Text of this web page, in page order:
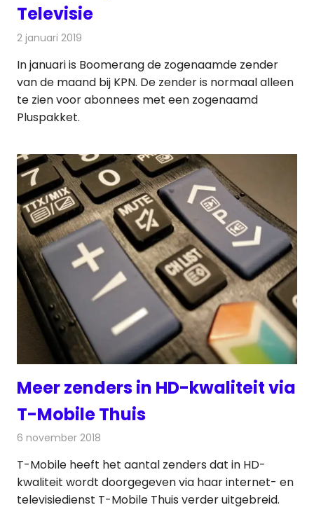
Televisie
2 januari 2019
In januari is Boomerang de zogenaamde zender
van de maand bij KPN. De zender is normaal alleen
te zien voor abonnees met een zogenaamd
Pluspakket.
Meer zenders in HD-kwaliteit via
T-Mobile Thuis
6 november 2018
T-Mobile heeft het aantal zenders dat in HD-
kwaliteit wordt doorgegeven via haar internet- en
televisiedienst T-Mobile Thuis verder uitgebreid.